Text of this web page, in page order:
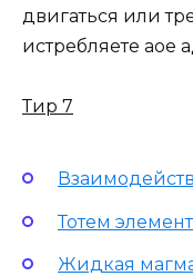
двигаться или
истребляете аое
Тир 7
Тотем
Жидкая